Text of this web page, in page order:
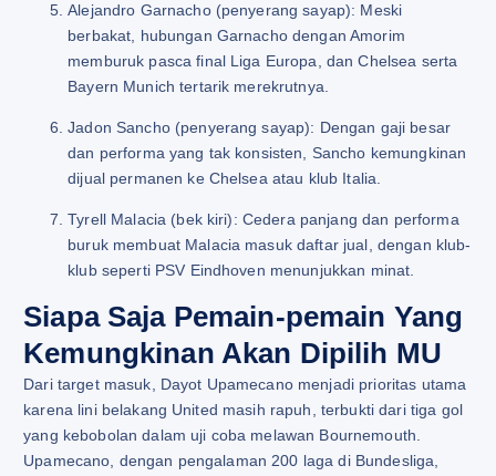
Alejandro Garnacho (penyerang sayap): Meski
berbakat, hubungan Garnacho dengan Amorim
memburuk pasca final Liga Europa, dan Chelsea serta
Bayern Munich tertarik merekrutnya.
Jadon Sancho (penyerang sayap): Dengan gaji besar
dan performa yang tak konsisten, Sancho kemungkinan
dijual permanen ke Chelsea atau klub Italia.
Tyrell Malacia (bek kiri): Cedera panjang dan performa
buruk membuat Malacia masuk daftar jual, dengan klub-
klub seperti PSV Eindhoven menunjukkan minat.
Siapa Saja Pemain-pemain Yang
Kemungkinan Akan Dipilih MU
Dari target masuk, Dayot Upamecano menjadi prioritas utama
karena lini belakang United masih rapuh, terbukti dari tiga gol
yang kebobolan dalam uji coba melawan Bournemouth.
Upamecano, dengan pengalaman 200 laga di Bundesliga,